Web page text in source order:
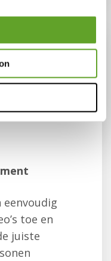
toe en
juiste